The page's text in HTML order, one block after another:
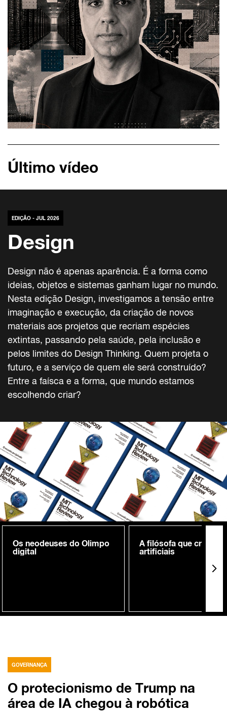
Último vídeo
EDIÇÃO - JUL 2026
Design
Design não é apenas aparência. É a forma como
ideias, objetos e sistemas ganham lugar no mundo.
Nesta edição Design, investigamos a tensão entre
imaginação e execução, da criação de novos
materiais aos projetos que recriam espécies
extintas, passando pela saúde, pela inclusão e
pelos limites do Design Thinking. Quem projeta o
futuro, e a serviço de quem ele será construído?
Entre a faísca e a forma, que mundo estamos
escolhendo criar?
Os neodeuses do Olimpo
digital
A filósofa que cria
artificiais
GOVERNANÇA
O protecionismo de Trump na
área de IA chegou à robótica